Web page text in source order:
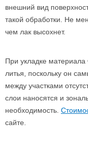
внешний вид
такой обработки. Не
чем лак высохнет.
При укладке
литья, поскольку он
между участками
слои наносятся и
необходимость.
сайте.